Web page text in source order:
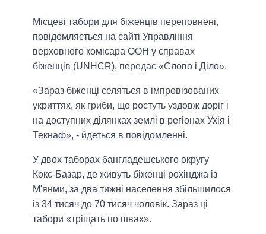
Місцеві табори для біженців переповнені,
повідомляється на сайті Управління
верховного комісара ООН у справах
біженців (UNHCR), передає «Слово і Діло».
«Зараз біженці селяться в імпровізованих
укриттях, як гриби, що ростуть уздовж доріг і
на доступних ділянках землі в регіонах Ухія і
Текнаф», - йдеться в повідомленні.
У двох таборах бангладешського округу
Кокс-Базар, де живуть біженці рохінджа із
М'янми, за два тижні населення збільшилося
із 34 тисяч до 70 тисяч чоловік. Зараз ці
табори «тріщать по швах».